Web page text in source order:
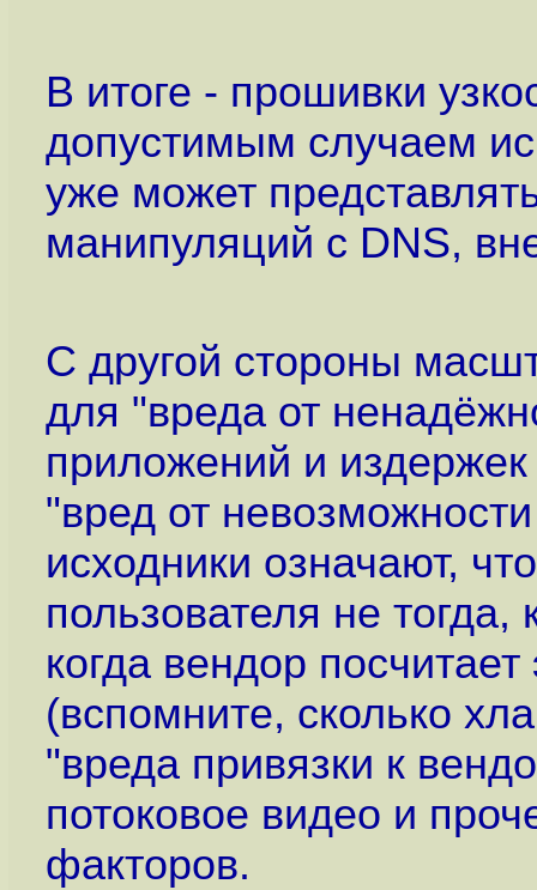
В итоге - прошивки
допустимым случаем
уже может
манипуляций с DNS,
С другой стороны
для "вреда от
приложений и
"вред от
исходники означают,
пользователя не
когда вендор
(вспомните, сколько
"вреда привязки к
потоковое видео и
факторов.